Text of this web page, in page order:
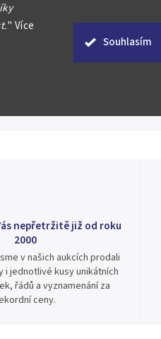
" Více
Souhlasím
nepřetržitě již od roku
2000
v našich aukcích prodali
i jednotlivé kusy unikátních
řádů a vyznamenání za
ceny.